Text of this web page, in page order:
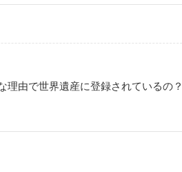
由で世界遺産に登録されているの？